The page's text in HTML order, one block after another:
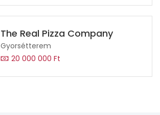
The Real Pizza Company
Gyorsétterem
20 000 000 Ft